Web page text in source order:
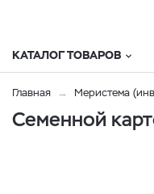
КАТАЛОГ ТОВАРОВ
Главная Меристема
Семенной